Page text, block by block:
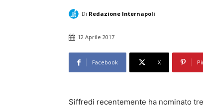
Di Redazione Internapoli
12 Aprile 2017
Facebook X
Siffredi recentemente ha nominato